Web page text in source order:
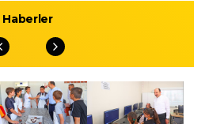
Haberler